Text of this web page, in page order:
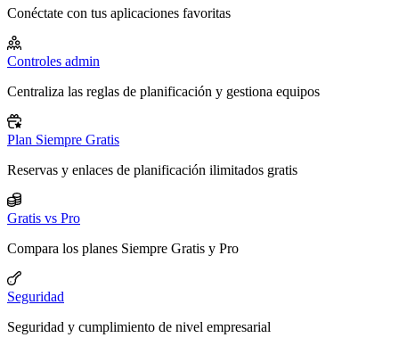
Conéctate con tus aplicaciones favoritas
Controles admin
Centraliza las reglas de planificación y gestiona equipos
Plan Siempre Gratis
Reservas y enlaces de planificación ilimitados gratis
Gratis vs Pro
Compara los planes Siempre Gratis y Pro
Seguridad
Seguridad y cumplimiento de nivel empresarial